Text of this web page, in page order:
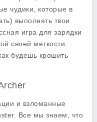
чудики, которые в
выполнять твои
игра для зарядки
своей меткости.
будешь крошить
и взломанные
Все мы знаем, что